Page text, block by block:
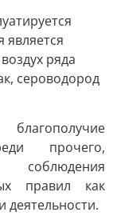
является
ряда
сероводород
прочего,
соблюдения
правил как
деятельности.